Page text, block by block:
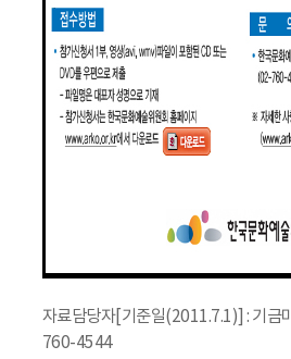
자료담당자[기준일(2011.7.1)] : 기금
760-4544